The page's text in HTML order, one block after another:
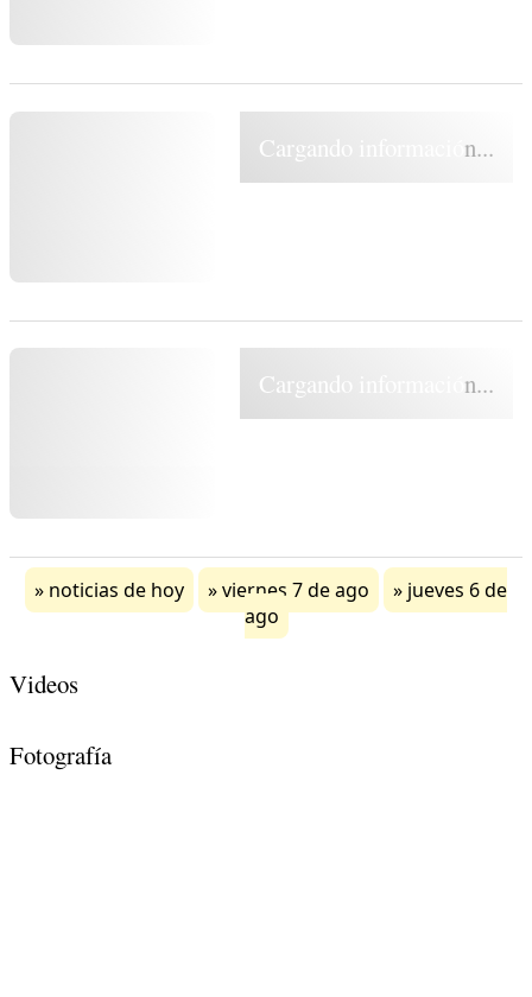
Cargando información...
Cargando información...
noticias de hoy viernes 7 de ago
jueves 6 de
ago
Videos
Fotografía